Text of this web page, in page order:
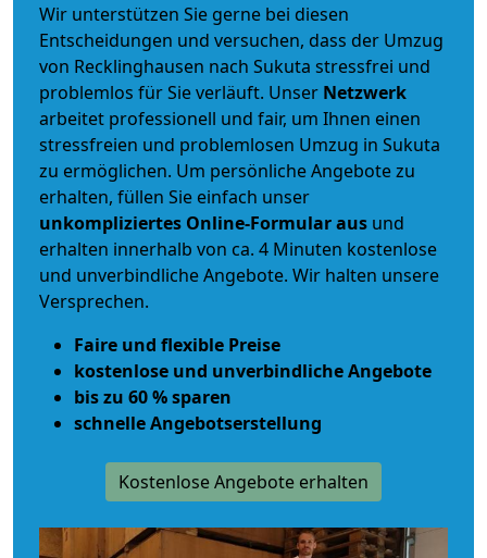
Wir unterstützen Sie gerne bei diesen
Entscheidungen und versuchen, dass der Umzug
von Recklinghausen nach Sukuta stressfrei und
problemlos für Sie verläuft. Unser Netzwerk
arbeitet professionell und fair, um Ihnen einen
stressfreien und problemlosen Umzug in Sukuta
zu ermöglichen. Um persönliche Angebote zu
erhalten, füllen Sie einfach unser
unkompliziertes Online-Formular aus und
erhalten innerhalb von ca. 4 Minuten kostenlose
und unverbindliche Angebote. Wir halten unsere
Versprechen.
Faire und flexible Preise
kostenlose und unverbindliche Angebote
bis zu 60 % sparen
schnelle Angebotserstellung
Kostenlose Angebote erhalten